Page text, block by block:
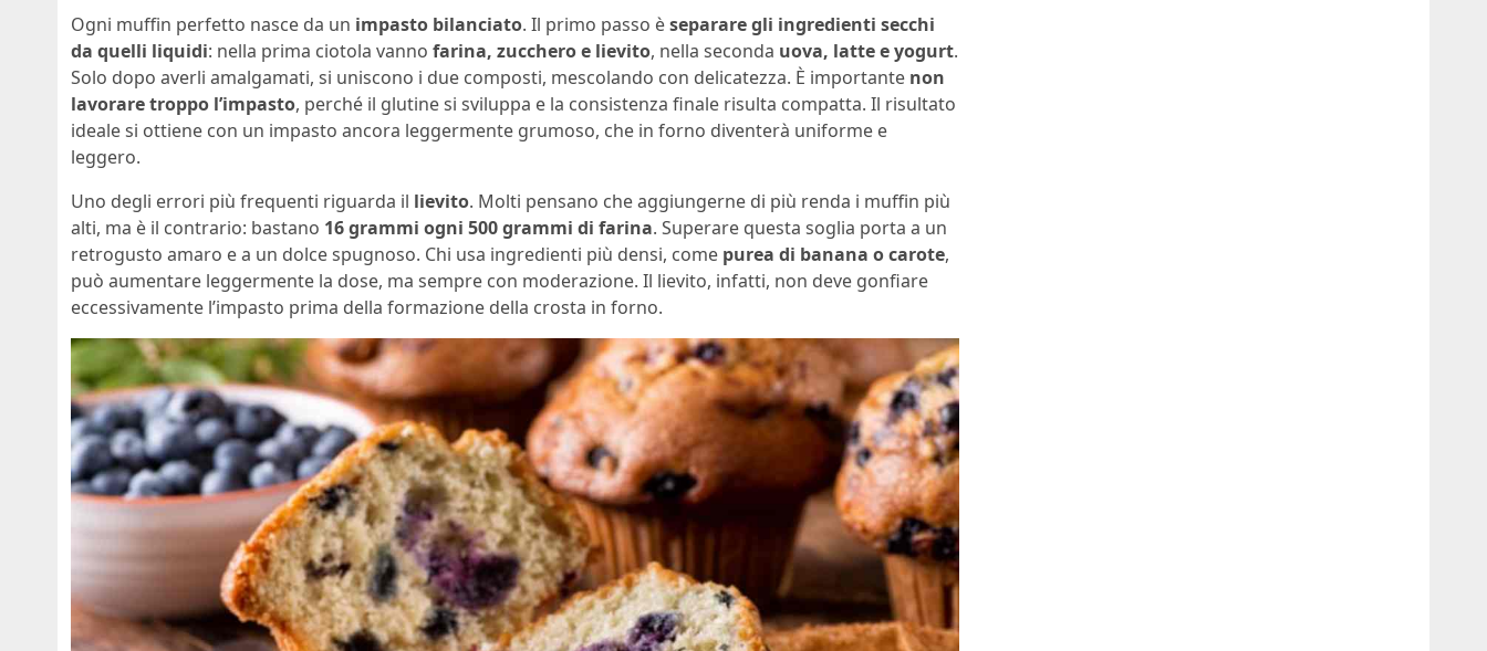
Ogni muffin perfetto nasce da un impasto bilanciato. Il primo passo èseparare gli ingredienti secchi
da quelli liquidi: nella prima ciotola vanno farina, zucchero e lievito, nella seconda uova, latte e yogurt.
Solo dopo averli amalgamati, si uniscono i due composti, mescolando con delicatezza. È importante non
lavorare troppo l’impasto, perché il glutine si sviluppa e la consistenza finale risulta compatta. Il risultato
ideale si ottiene con un impasto ancora leggermente grumoso, che in forno diventerà uniforme e
leggero.
Uno degli errori più frequenti riguarda il lievito. Molti pensano che aggiungerne di più renda i muffin più
alti, ma è il contrario: bastano 16 grammi ogni 500 grammi di farina. Superare questa soglia porta a un
retrogusto amaro e a un dolce spugnoso. Chi usa ingredienti più densi, come purea di banana o carote,
può aumentare leggermente la dose, ma sempre con moderazione. Il lievito, infatti, non deve gonfiare
eccessivamente l’impasto prima della formazione della crosta in forno.